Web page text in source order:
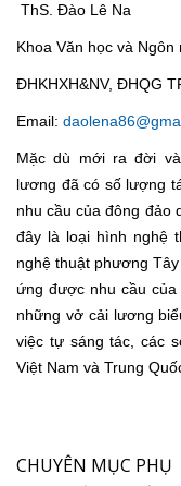
ThS. Đào Lê Na
Khoa Văn học và Ngôn
ĐHKHXH&NV, ĐHQG
Email:
Mặc dù mới ra đời
lương đã có số lượng
nhu cầu của đông đảo
đây là loại hình nghệ
nghệ thuật phương
ứng được nhu cầu
những vở cải lương
việc tự sáng tác, các
Việt Nam và Trung
CHUYÊN MỤC PHỤ